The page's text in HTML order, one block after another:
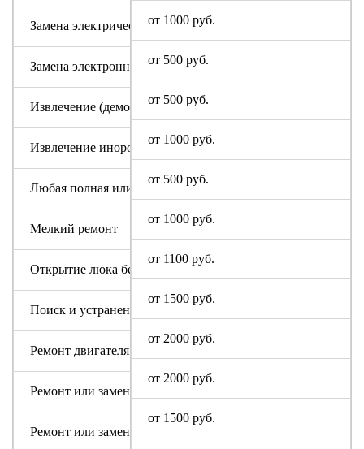
от 1000 руб.
от 500 руб.
от 500 руб.
от 1000 руб.
от 500 руб.
от 1000 руб.
от 1100 руб.
от 1500 руб.
от 2000 руб.
от 2000 руб.
от 1500 руб.
Замена электрического шнура
Замена электронного модуля
Извлечение (демонтаж) машинки из труднодоступных мест
Извлечение инородного предмета (без разбора бака)
Любая полная или частичная разборка машины I-Star
Мелкий ремонт
Открытие люка без ремонта
Поиск и устранение засора в сливном тракте
Ремонт двигателя машинки I-Star
Ремонт или замена аквастопа
Ремонт или замена мотора